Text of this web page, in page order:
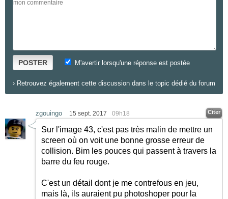
POSTER M'avertir lorsqu'une réponse est postée
› Retrouvez également cette discussion dans le topic dédié du forum
zgouingo 15 sept. 2017 09h18 Citer
Sur l'image 43, c'est pas très malin de mettre un
screen où on voit une bonne grosse erreur de
collision. Bim les pouces qui passent à travers la
barre du feu rouge.
C'est un détail dont je me contrefous en jeu,
mais là, ils auraient pu photoshoper pour la